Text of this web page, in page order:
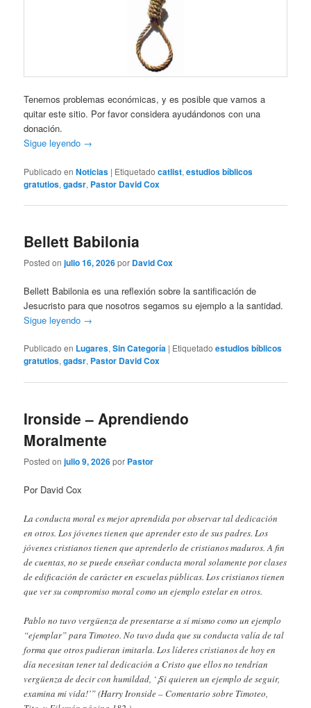
Tenemos problemas económicas, y es posible que vamos a
quitar este sitio. Por favor considera ayudándonos con una
donación.
Sigue leyendo →
Publicado en Noticias | Etiquetado catlist,estudios bíblicos
gratutios,gadsr, Pastor David Cox
Bellett Babilonia
Posted onjulio 16, 2026por David Cox
Bellett Babilonia es una reflexión sobre la santificación de
Jesucristo para que nosotros segamos su ejemplo a la santidad.
Sigue leyendo →
Publicado en Lugares,Sin Categoría | Etiquetado estudios bíblicos
gratutios,gadsr, Pastor David Cox
Ironside – Aprendiendo
Moralmente
Posted onjulio 9, 2026por Pastor
Por David Cox
La conducta moral es mejor aprendida por observar tal dedicación
en otros. Los jóvenes tienen que aprender esto de sus padres. Los
jóvenes cristianos tienen que aprenderlo de cristianos maduros. A fin
de cuentas, no se puede enseñar conducta moral solamente por clases
de edificación de carácter en escuelas públicas. Los cristianos tienen
que ver su compromiso moral como un ejemplo estelar en otros.
Pablo no tuvo vergüenza de presentarse a sí mismo como un ejemplo
“ejemplar” para Timoteo. No tuvo duda que su conducta valía de tal
forma que otros pudieran imitarla. Los líderes cristianos de hoy en
día necesitan tener tal dedicación a Cristo que ellos no tendrían
vergüenza de decir con humildad, ‘¡Si quieren un ejemplo de seguir,
examina mi vida!’” (Harry Ironside – Comentario sobre Timoteo,